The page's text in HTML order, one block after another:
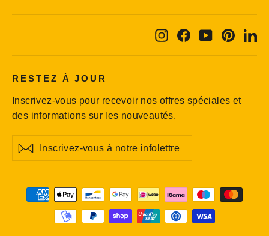
InstagramFacebook
YouTube
RESTEZ À JOUR
Inscrivez-vous pour recevoir nos offres spéciales et
des informations sur les nouveautés.
vous
infolettre
S'inscrire